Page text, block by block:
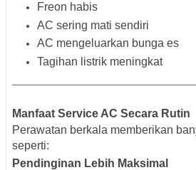
Freon habis
AC sering mati sendiri
AC mengeluarkan bunga es
Tagihan listrik meningkat
Manfaat Service AC Secara Rutin
Perawatan berkala memberikan
seperti:
Pendinginan Lebih Maksimal